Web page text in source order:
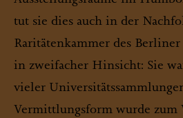
tut sie dies auch in der
Raritätenkammer des Berliner
in zweifacher Hinsicht: Sie
vieler
Vermittlungsform wurde
>Datenschutzerklärung >